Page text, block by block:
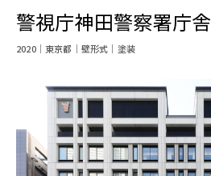
警視庁神田警察署庁舎
2020 東京都 壁形式 塗装